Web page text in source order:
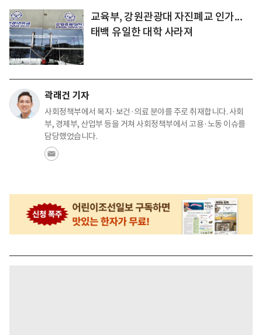
교육부, 강원관광대 자진폐교 인가...
태백 유일한 대학 사라져
곽래건 기자
사회정책부에서 복지·보건·의료 분야를 주로 취재합니다. 사회
부, 경제부, 산업부 등을 거쳐 사회정책부에서 고용·노동 이슈를
담당했었습니다.